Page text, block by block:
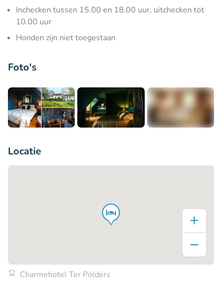
Inchecken tussen 15.00 en 18.00 uur, uitchecken tot
10.00 uur
Honden zijn niet toegestaan
Foto's
Locatie
Charmehotel Ter Polders